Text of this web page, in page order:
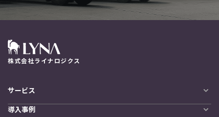
株式会社ライナロジクス
サービス
LYNA DXプラットフォーム
導入事例